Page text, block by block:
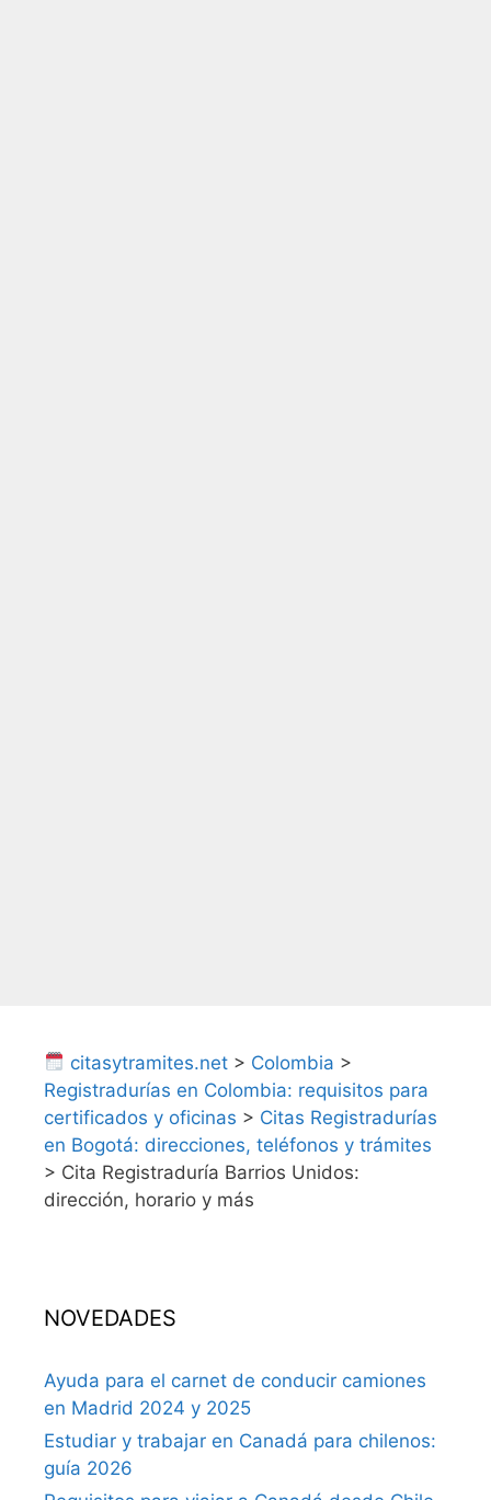
citasytramites.net > Colombia >
Registradurías en Colombia: requisitos para
certificados y oficinas > Citas Registradurías
en Bogotá: direcciones, teléfonos y trámites
> Cita Registraduría Barrios Unidos:
dirección, horario y más
NOVEDADES
Ayuda para el carnet de conducir camiones
en Madrid 2024 y 2025
Estudiar y trabajar en Canadá para chilenos:
guía 2026